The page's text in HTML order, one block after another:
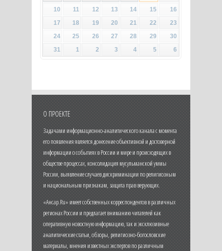
10
11 12 13 14 15
16
17
18 19 20 21 22
23
24
25 26 27 28 29
30
31
1 2 3 4 5 6
О ПРОЕКТЕ
Задачами информационно-аналитического канала с момента
его появления является донесение объективной и достоверной
информации о событиях в России и мире и происходящих в
обществе процессах, консолидация мусульманской уммы
России, выявление случаев дискриминации по религиозным
и национальным признакам, защита прав верующих.
«Ансар.Ru» имеет собственных корреспондентов в различных
регионах России и предлагает вниманию читателей как
оперативную новостную информацию, так и эксклюзивные
аналитические статьи, обзоры, религиозно-богословские
материалы, мнения известных экспертов по различным